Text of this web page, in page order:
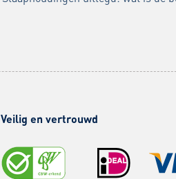
Veilig en vertrouwd